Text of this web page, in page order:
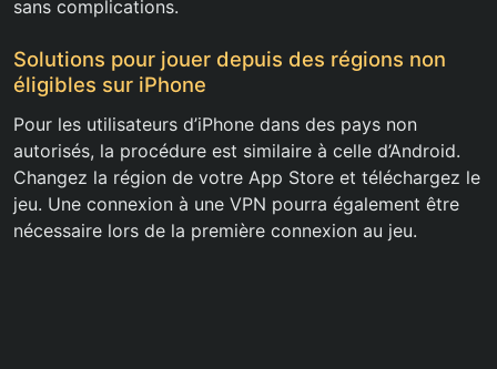
sans complications.
Solutions pour jouer depuis des régions non
éligibles sur iPhone
Pour les utilisateurs d’iPhone dans des pays non
autorisés, la procédure est similaire à celle d’Android.
Changez la région de votre App Store et téléchargez le
jeu. Une connexion à une VPN pourra également être
nécessaire lors de la première connexion au jeu.